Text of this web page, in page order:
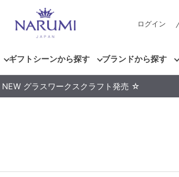
ログイン
ギフトシーンから探す ブランドから探す
グラスワークスクラフト発売 ☆